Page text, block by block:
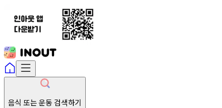
음식 또는 운동 검색하기